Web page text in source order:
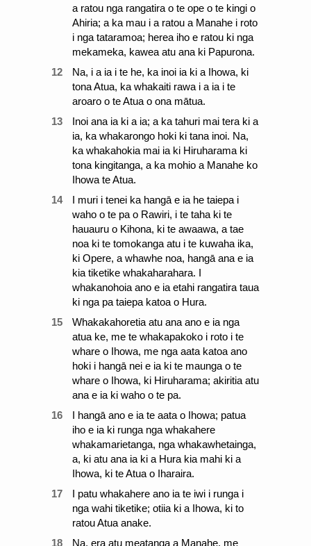
a ratou nga rangatira o te ope o te kingi o
Ahiria; a ka mau i a ratou a Manahe i roto
i nga tataramoa; herea iho e ratou ki nga
mekameka, kawea atu ana ki Papurona.
12
Na, i a ia i te he, ka inoi ia ki a Ihowa, ki
tona Atua, ka whakaiti rawa i a ia i te
aroaro o te Atua o ona mātua.
13
Inoi ana ia ki a ia; a ka tahuri mai tera ki a
ia, ka whakarongo hoki ki tana inoi. Na,
ka whakahokia mai ia ki Hiruharama ki
tona kingitanga, a ka mohio a Manahe ko
Ihowa te Atua.
14
I muri i tenei ka hangā e ia he taiepa i
waho o te pa o Rawiri, i te taha ki te
hauauru o Kihona, ki te awaawa, a tae
noa ki te tomokanga atu i te kuwaha ika,
ki Opere, a whawhe noa, hangā ana e ia
kia tiketike whakaharahara. I
whakanohoia ano e ia etahi rangatira taua
ki nga pa taiepa katoa o Hura.
15
Whakakahoretia atu ana ano e ia nga
atua ke, me te whakapakoko i roto i te
whare o Ihowa, me nga aata katoa ano
hoki i hangā nei e ia ki te maunga o te
whare o Ihowa, ki Hiruharama; akiritia atu
ana e ia ki waho o te pa.
16
I hangā ano e ia te aata o Ihowa; patua
iho e ia ki runga nga whakahere
whakamarietanga, nga whakawhetainga,
a, ki atu ana ia ki a Hura kia mahi ki a
Ihowa, ki te Atua o Iharaira.
17
I patu whakahere ano ia te iwi i runga i
nga wahi tiketike; otiia ki a Ihowa, ki to
ratou Atua anake.
18
Na, era atu meatanga a Manahe, me